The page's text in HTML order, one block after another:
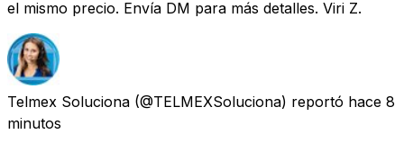
el mismo precio. Envía DM para más detalles. Viri Z.
Telmex Soluciona (@TELMEXSoluciona) reportó hace 8
minutos